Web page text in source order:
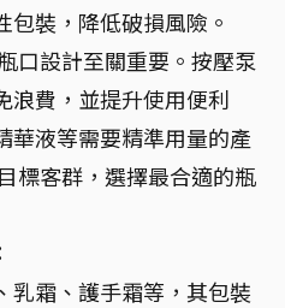
裝，降低破損風險。
口設計至關重要。按壓泵
浪費，並提升使用便利
華液等需要精準用量的產
標客群，選擇最合適的瓶
乳霜、護手霜等，其包裝